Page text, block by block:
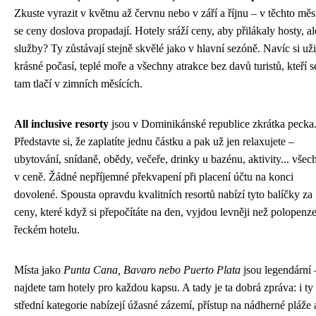
Zkuste vyrazit v květnu až červnu nebo v září a říjnu – v těchto
se ceny doslova propadají. Hotely sráží ceny, aby přilákaly hosty,
služby? Ty zůstávají stejně skvělé jako v hlavní sezóně. Navíc si
krásné počasí, teplé moře a všechny atrakce bez davů turistů, kteří
tam tlačí v zimních měsících.
All inclusive resorty jsou v Dominikánské republice zkrátka pecka.
Představte si, že zaplatíte jednu částku a pak už jen relaxujete –
ubytování, snídaně, obědy, večeře, drinky u bazénu, aktivity...
v ceně. Žádné nepříjemné překvapení při placení účtu na konci
dovolené. Spousta opravdu kvalitních resortů nabízí tyto balíčky za
ceny, které když si přepočítáte na den, vyjdou levněji než
řeckém hotelu.
Místa jako Punta Cana, Bavaro nebo Puerto Plata jsou legendární
najdete tam hotely pro každou kapsu. A tady je ta dobrá zpráva: i ty
střední kategorie nabízejí úžasné zázemí, přístup na nádherné pláže